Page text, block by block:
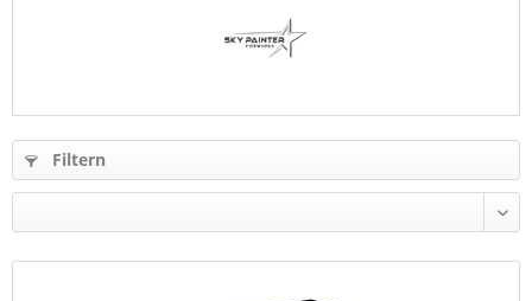
Filtern